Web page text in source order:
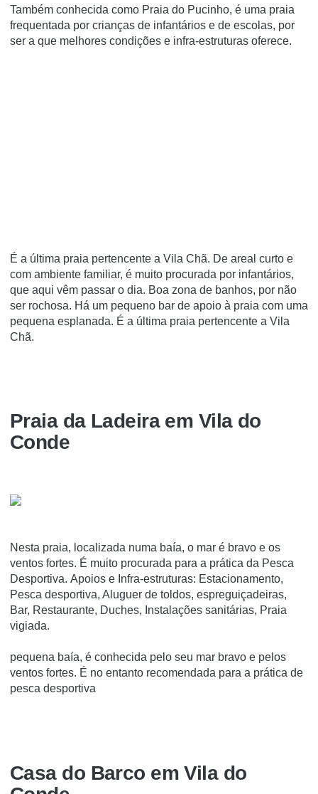
Também conhecida como Praia do Pucinho, é uma praia
frequentada por crianças de infantários e de escolas, por
ser a que melhores condições e infra-estruturas oferece.
É a última praia pertencente a Vila Chã. De areal curto e
com ambiente familiar, é muito procurada por infantários,
que aqui vêm passar o dia. Boa zona de banhos, por não
ser rochosa. Há um pequeno bar de apoio à praia com uma
pequena esplanada. É a última praia pertencente a Vila
Chã.
Praia da Ladeira em Vila do
Conde
Nesta praia, localizada numa baía, o mar é bravo e os
ventos fortes. É muito procurada para a prática da Pesca
Desportiva. Apoios e Infra-estruturas: Estacionamento,
Pesca desportiva, Aluguer de toldos, espreguiçadeiras,
Bar, Restaurante, Duches, Instalações sanitárias, Praia
vigiada.
pequena baía, é conhecida pelo seu mar bravo e pelos
ventos fortes. É no entanto recomendada para a prática de
pesca desportiva
Casa do Barco em Vila do